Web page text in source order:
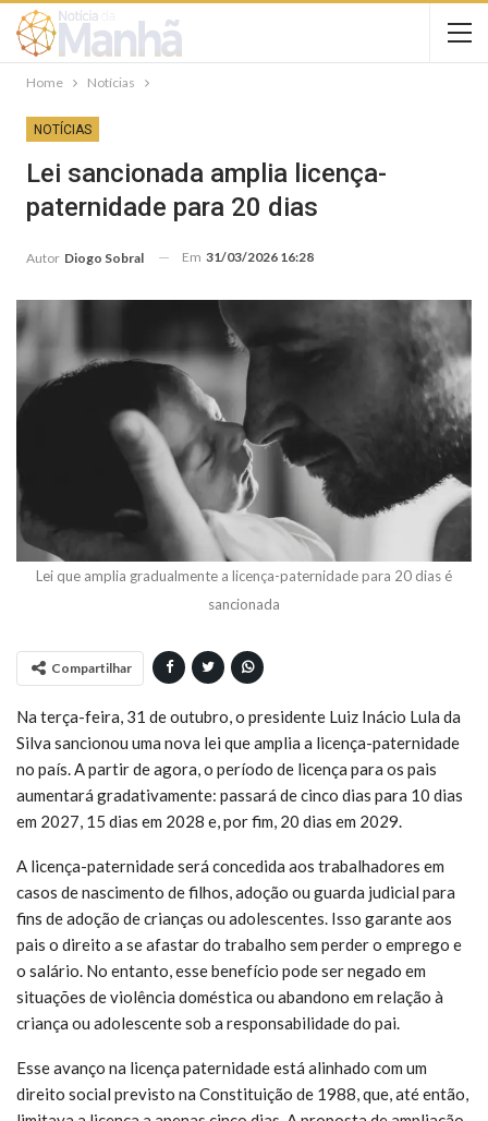
Home Notícias
NOTÍCIAS
Lei sancionada amplia licença-
paternidade para 20 dias
Autor Diogo Sobral Em 31/03/2026 16:28
Lei que amplia gradualmente a licença-paternidade para 20 dias é
sancionada
Compartilhar
Na terça-feira, 31 de outubro, o presidente Luiz Inácio Lula da
Silva sancionou uma nova lei que amplia a licença-paternidade
no país. A partir de agora, o período de licença para os pais
aumentará gradativamente: passará de cinco dias para 10 dias
em 2027, 15 dias em 2028 e, por fim, 20 dias em 2029.
A licença-paternidade será concedida aos trabalhadores em
casos de nascimento de filhos, adoção ou guarda judicial para
fins de adoção de crianças ou adolescentes. Isso garante aos
pais o direito a se afastar do trabalho sem perder o emprego e
o salário. No entanto, esse benefício pode ser negado em
situações de violência doméstica ou abandono em relação à
criança ou adolescente sob a responsabilidade do pai.
Esse avanço na licença paternidade está alinhado com um
direito social previsto na Constituição de 1988, que, até então,